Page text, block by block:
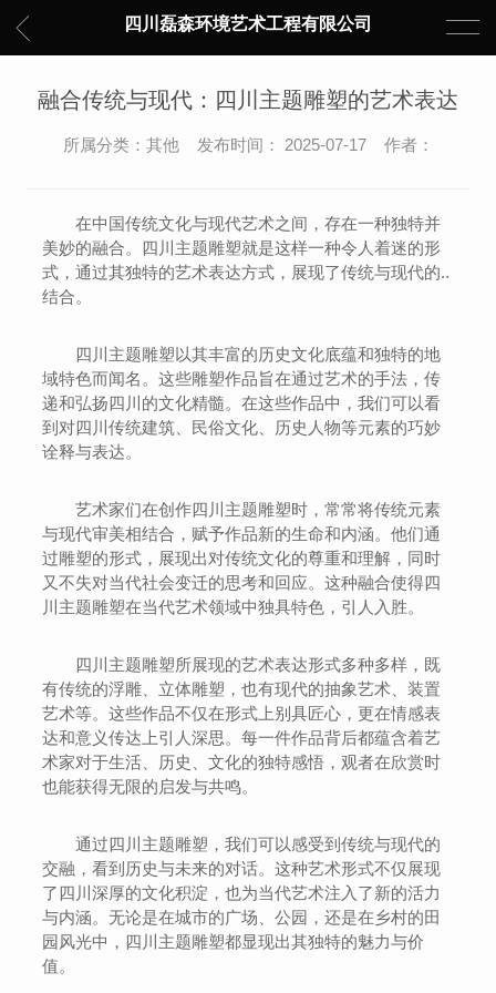
四川磊森环境艺术工程有限公司
融合传统与现代：四川主题雕塑的艺术表达
所属分类：其他 发布时间： 2025-07-17 作者：
在中国传统文化与现代艺术之间，存在一种独特并
美妙的融合。四川主题雕塑就是这样一种令人着迷的形
式，通过其独特的艺术表达方式，展现了传统与现代的..
结合。
四川主题雕塑以其丰富的历史文化底蕴和独特的地
域特色而闻名。这些雕塑作品旨在通过艺术的手法，传
递和弘扬四川的文化精髓。在这些作品中，我们可以看
到对四川传统建筑、民俗文化、历史人物等元素的巧妙
诠释与表达。
艺术家们在创作四川主题雕塑时，常常将传统元素
与现代审美相结合，赋予作品新的生命和内涵。他们通
过雕塑的形式，展现出对传统文化的尊重和理解，同时
又不失对当代社会变迁的思考和回应。这种融合使得四
川主题雕塑在当代艺术领域中独具特色，引人入胜。
四川主题雕塑所展现的艺术表达形式多种多样，既
有传统的浮雕、立体雕塑，也有现代的抽象艺术、装置
艺术等。这些作品不仅在形式上别具匠心，更在情感表
达和意义传达上引人深思。每一件作品背后都蕴含着艺
术家对于生活、历史、文化的独特感悟，观者在欣赏时
也能获得无限的启发与共鸣。
通过四川主题雕塑，我们可以感受到传统与现代的
交融，看到历史与未来的对话。这种艺术形式不仅展现
了四川深厚的文化积淀，也为当代艺术注入了新的活力
与内涵。无论是在城市的广场、公园，还是在乡村的田
园风光中，四川主题雕塑都显现出其独特的魅力与价
值。